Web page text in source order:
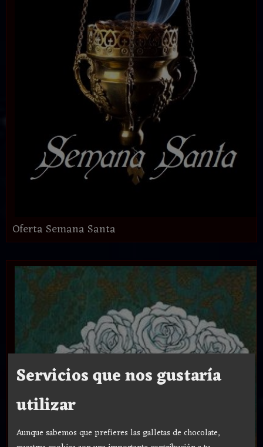
Oferta Semana Santa
Servicios que nos gustaría
utilizar
Aunque sabemos que prefieres las galletas de chocolate,